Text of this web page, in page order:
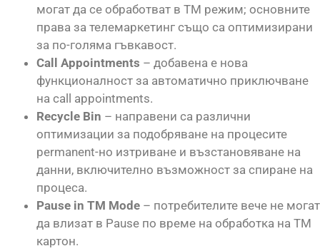
могат да се обработват в TM режим; основните
права за телемаркетинг също са оптимизирани
за по-голяма гъвкавост.
Call Appointments – добавена е нова
функционалност за автоматично приключване
на call appointments.
Recycle Bin – направени са различни
оптимизации за подобряване на процесите
permanent-но изтриване и възстановяване на
данни, включително възможност за спиране на
процеса.
Pause in TM Mode – потребителите вече не могат
да влизат в Pause по време на обработка на TM
картон.